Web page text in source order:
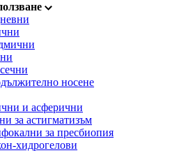
носене
и асферични
за астигматизъм
за пресбиопия
хидрогелови